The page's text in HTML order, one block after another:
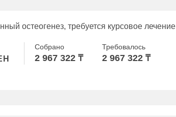
остеогенез, требуется курсовое лечение
Собрано
2 967 322 ₸
Требовалось
2 967 322 ₸